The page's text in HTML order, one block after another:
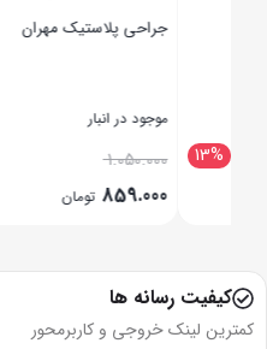
جراحی پلاستیک مهران
موجود در انبار
1.050.000
859.000 تومان
کیفیت رسانه ها
کمترین لینک خروجی و کاربرمحور